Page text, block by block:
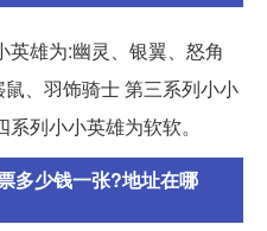
英雄为:幽灵、银翼、怒角
、羽饰骑士 第三系列小小
列小小英雄为软软。
多少钱一张?地址在哪